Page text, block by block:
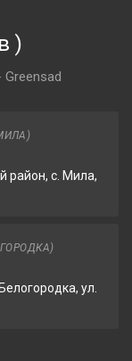
)
район, с. Мила,
ул.